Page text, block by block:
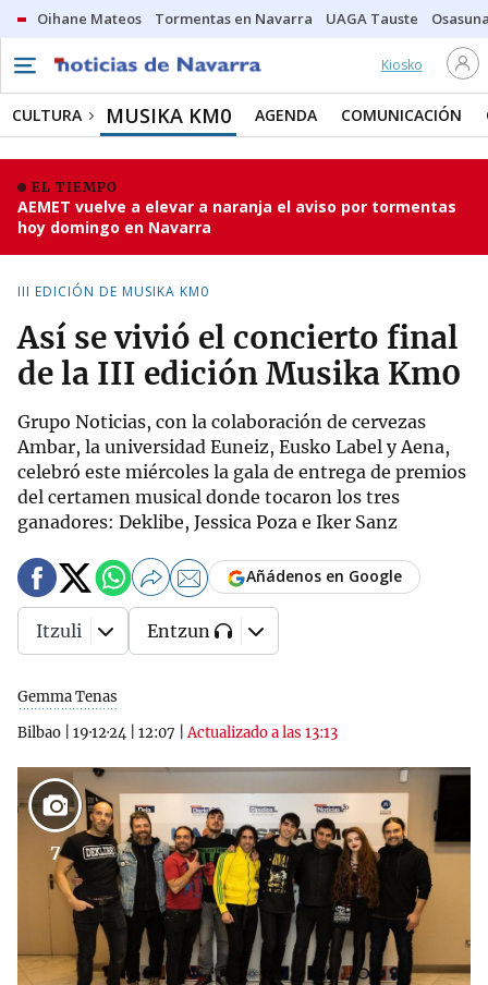
Oihane Mateos Tormentas en Navarra UAGA Tauste
Kiosko
CULTURA MUSIKA KM0 AGENDA COMUNICACIÓN
EL TIEMPO
AEMET vuelve a elevar a naranja el aviso por tormentas
hoy domingo en Navarra
III EDICIÓN DE MUSIKA KM0
Así se vivió el concierto final
de la III edición Musika Km0
Grupo Noticias, con la colaboración de cervezas
Ambar, la universidad Euneiz, Eusko Label y Aena,
celebró este miércoles la gala de entrega de premios
del certamen musical donde tocaron los tres
ganadores: Deklibe, Jessica Poza e Iker Sanz
Gemma Tenas
Bilbao
19·12·24 12:07 |Actualizado a las 13:13
Añádenos en Google
Itzuli Entzun
7